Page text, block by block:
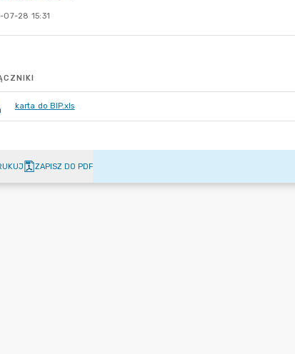
07-28 15:31
karta do BIP.xls
ZAPISZ DO PDF